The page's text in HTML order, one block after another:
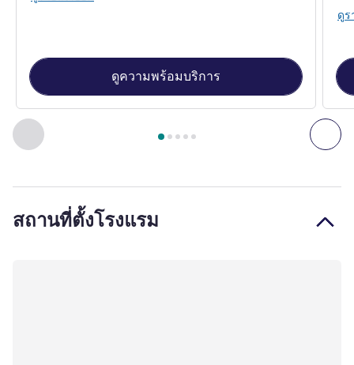
ก่อนหน้า - ห้องพัก ถั
หน้า1 , ห้องพัก 1 : Executive Room-1 double bed , ห้อ
ดูความพร้อมบริการ
ดูร
สถานที่ตั้งโรงแรม